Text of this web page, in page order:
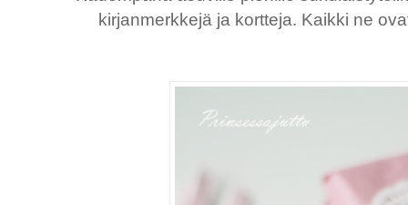
kirjanmerkkejä ja kortteja. Kaikki ne